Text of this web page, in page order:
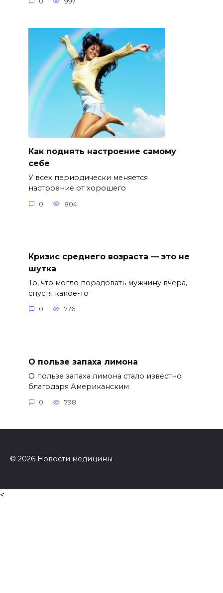
Как поднять настроение самому
себе
У всех периодически меняется
настроение от хорошего
0 804
Кризис среднего возраста — это не
шутка
То, что могло порадовать мужчину вчера,
спустя какое-то
0 776
О пользе запаха лимона
О пользе запаха лимона стало известно
благодаря Американским
0 798
© 2026 Новости медицины
<